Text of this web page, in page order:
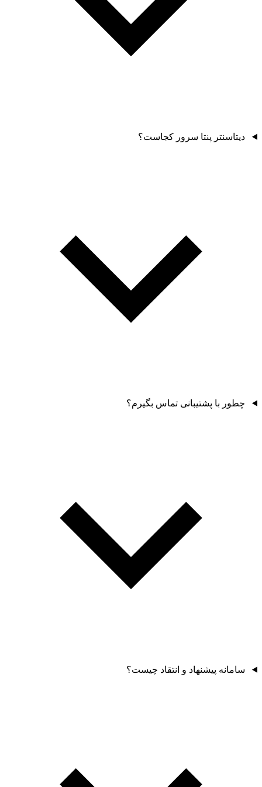
دیتاسنتر پنتا سرور کجاست؟
چطور با پشتیبانی تماس بگیرم؟
سامانه پیشنهاد و انتقاد چیست؟